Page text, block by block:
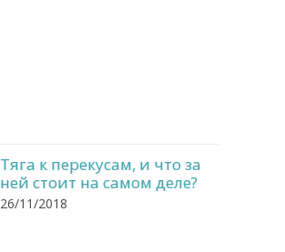
Тяга к перекусам, и что за
ней стоит на самом деле?
26/11/2018